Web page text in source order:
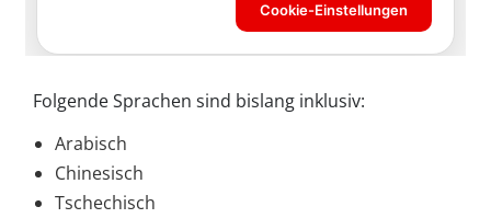
Folgende Sprachen sind bislang inklusiv:
Arabisch
Chinesisch
Tschechisch